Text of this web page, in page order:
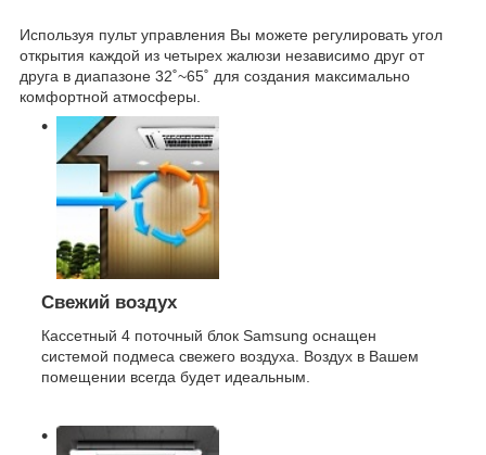
Используя пульт управления Вы можете регулировать угол
открытия каждой из четырех жалюзи независимо друг от
друга в диапазоне 32˚~65˚ для создания максимально
комфортной атмосферы.
Свежий воздух
Кассетный 4 поточный блок Samsung оснащен
системой подмеса свежего воздуха. Воздух в Вашем
помещении всегда будет идеальным.